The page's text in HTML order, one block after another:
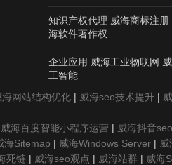
知识产权代理 威海商标注
海软件著作权
企业应用 威海工业物联网
工智能
海网站结构优化 | 威海seo技术提升 |
威海百度智能小程序运营 | 威海抖音seo
海Sitemap | 威海Windows Server |
死链 | 威海seo观点 | 威海站群 | 威海